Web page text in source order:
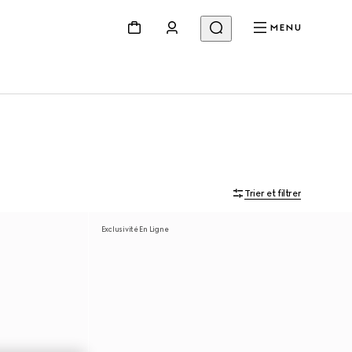
MENU
Trier et filtrer
Exclusivité En Ligne